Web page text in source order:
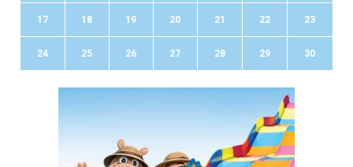
17 18 19 20 21 22 23
24 25 26 27 28 29 30